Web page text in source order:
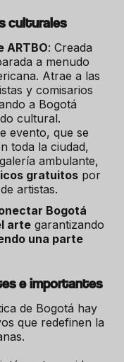
culturales
ARTBO: Creada
a menudo
Atrae a las
y comisarios
a Bogotá
cultural.
evento, que se
toda la ciudad,
ambulante,
gratuitos por
artistas.
Bogotá
arte garantizando
una parte
e importantes
de Bogotá hay
que redefinen la